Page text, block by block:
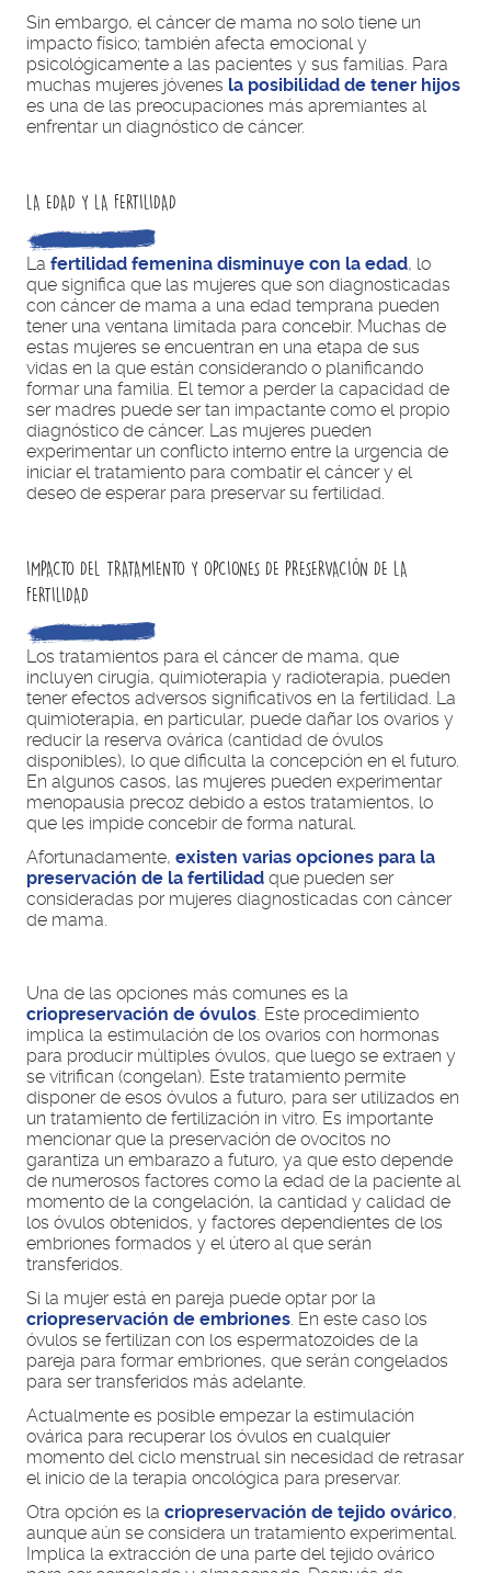
Sin embargo, el cáncer de mama no solo tiene un
impacto físico; también afecta emocional y
psicológicamente a las pacientes y sus familias. Para
muchas mujeres jóvenes la posibilidad de tener hijos
es una de las preocupaciones más apremiantes al
enfrentar un diagnóstico de cáncer.
LA EDAD Y LA FERTILIDAD
La fertilidad femenina disminuye con la edad, lo
que significa que las mujeres que son diagnosticadas
con cáncer de mama a una edad temprana pueden
tener una ventana limitada para concebir. Muchas de
estas mujeres se encuentran en una etapa de sus
vidas en la que están considerando o planificando
formar una familia. El temor a perder la capacidad de
ser madres puede ser tan impactante como el propio
diagnóstico de cáncer. Las mujeres pueden
experimentar un conflicto interno entre la urgencia de
iniciar el tratamiento para combatir el cáncer y el
deseo de esperar para preservar su fertilidad.
IMPACTO DEL TRATAMIENTO Y OPCIONES DE PRESERVACIÓN DE LA
FERTILIDAD
Los tratamientos para el cáncer de mama, que
incluyen cirugía, quimioterapia y radioterapia, pueden
tener efectos adversos significativos en la fertilidad. La
quimioterapia, en particular, puede dañar los ovarios y
reducir la reserva ovárica (cantidad de óvulos
disponibles), lo que dificulta la concepción en el futuro.
En algunos casos, las mujeres pueden experimentar
menopausia precoz debido a estos tratamientos, lo
que les impide concebir de forma natural.
Afortunadamente, existen varias opciones para la
preservación de la fertilidad que pueden ser
consideradas por mujeres diagnosticadas con cáncer
de mama.
Una de las opciones más comunes es la
criopreservación de óvulos. Este procedimiento
implica la estimulación de los ovarios con hormonas
para producir múltiples óvulos, que luego se extraen y
se vitrifican (congelan). Este tratamiento permite
disponer de esos óvulos a futuro, para ser utilizados en
un tratamiento de fertilización in vitro. Es importante
mencionar que la preservación de ovocitos no
garantiza un embarazo a futuro, ya que esto depende
de numerosos factores como la edad de la paciente al
momento de la congelación, la cantidad y calidad de
los óvulos obtenidos, y factores dependientes de los
embriones formados y el útero al que serán
transferidos.
Si la mujer está en pareja puede optar por la
criopreservación de embriones. En este caso los
óvulos se fertilizan con los espermatozoides de la
pareja para formar embriones, que serán congelados
para ser transferidos más adelante.
Actualmente es posible empezar la estimulación
ovárica para recuperar los óvulos en cualquier
momento del ciclo menstrual sin necesidad de retrasar
el inicio de la terapia oncológica para preservar.
Otra opción es la criopreservación de tejido ovárico,
aunque aún se considera un tratamiento experimental.
Implica la extracción de una parte del tejido ovárico